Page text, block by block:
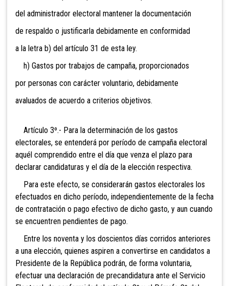
del administrador electoral mantener la documentación
de respaldo o justificarla debidamente en conformidad
a la letra b) del artículo 31 de esta ley.
h) Gastos por trabajos de campaña, proporcionados
por personas con carácter voluntario, debidamente
avaluados de acuerdo a criterios objetivos.
Artículo 3º.- Para la determinación de los gastos
electorales, se entenderá por período de campaña electoral
aquél comprendido entre el día que venza el plazo para
declarar candidaturas y el día de la elección respectiva.
Para este efecto, se considerarán gastos electorales los
efectuados en dicho período, independientemente de la fecha
de contratación o pago efectivo de dicho gasto, y aun cuando
se encuentren pendientes de pago.
Entre los noventa y los doscientos días corridos anteriores
a una elección, quienes aspiren a convertirse en candidatos a
Presidente de la República podrán, de forma voluntaria,
efectuar una declaración de precandidatura ante el Servicio